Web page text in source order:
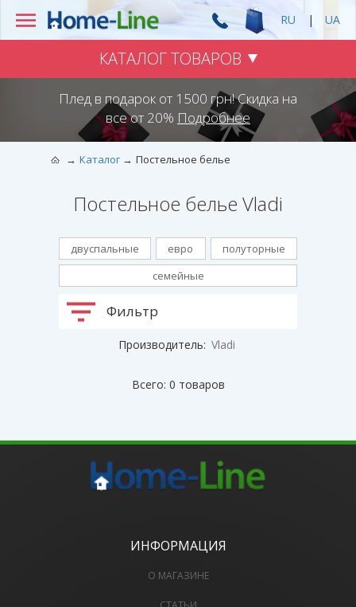
RU | UA
КАТАЛОГ ТОВАРОВ
Плед в подарок от 1500 грн! Скидка на
все от 20% Подробнее
Каталог Постельное белье
Постельное белье Vladi
двуспальные евро
полуторные
семейные
Фильтр
Производитель: Vladi
Всего: 0 товаров
ИНФОРМАЦИЯ
О МАГАЗИНЕ